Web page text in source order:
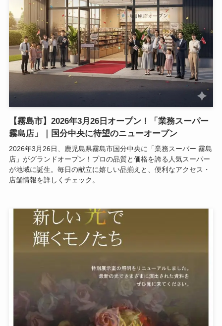
【霧島市】2026年3月26日オープン！「業務スーパー
霧島店」｜国分中央に待望のニューオープン
2026年3月26日、鹿児島県霧島市国分中央に「業務スーパー 霧島
店」がグランドオープン！プロの品質と価格を誇る人気スーパー
が地域に誕生。毎日の献立に嬉しい品揃えと、便利なアクセス・
店舗情報を詳しくチェック。